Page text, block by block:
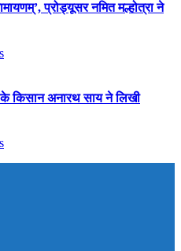
प्रोड्यूसर नमित मल्होत्रा ने
किसान अनारथ साय ने लिखी